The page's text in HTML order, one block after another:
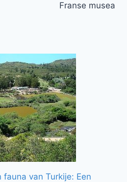
Franse musea
van Turkije: Een